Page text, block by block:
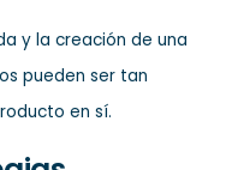
y la creación de una
pueden ser tan
en sí.